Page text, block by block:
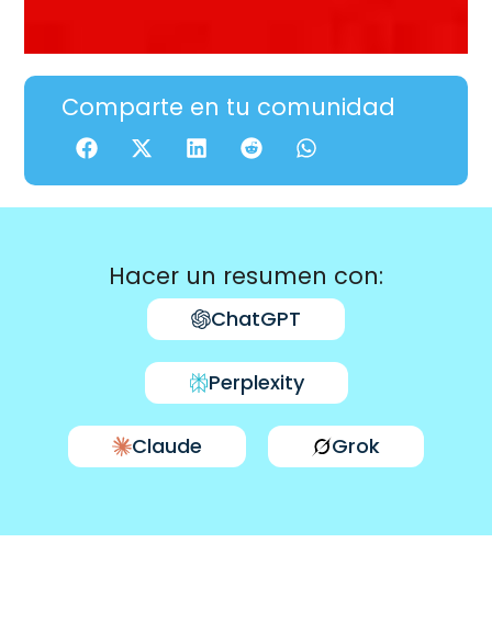
Comparte en tu comunidad
Hacer un resumen con:
ChatGPT
Perplexity
Claude Grok